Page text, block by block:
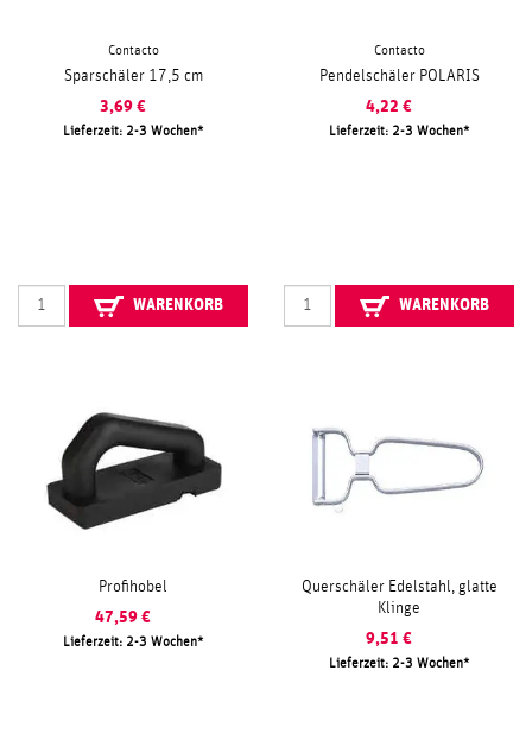
Contacto
Sparschäler 17,5 cm
3,69 €
Lieferzeit: 2-3 Wochen
WARENKORB
Contacto
Pendelschäler POLARIS
4,22 €
Lieferzeit: 2-3 Wochen
WARENKORB
Profihobel
47,59 €
Lieferzeit: 2-3 Wochen
Querschäler Edelstahl, glatte
Klinge
9,51 €
Lieferzeit: 2-3 Wochen